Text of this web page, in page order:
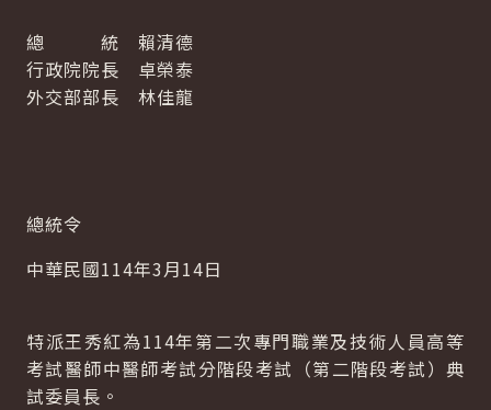
總 統 賴清德
行政院院長 卓榮泰
外交部部長 林佳龍
總統令
中華民國114年3月14日
特派王秀紅為114年第二次專門職業及技術人員高等
考試醫師中醫師考試分階段考試（第二階段考試）典
試委員長。